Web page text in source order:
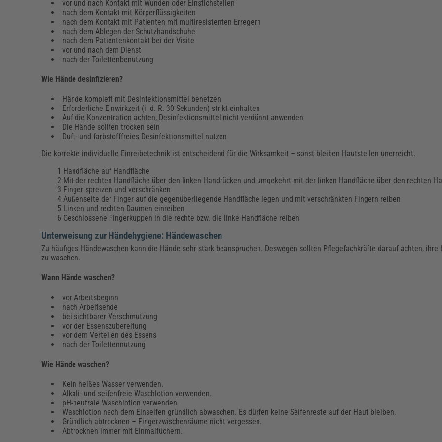
vor und nach Kontakt mit Wunden oder Einstichstellen
nach dem Kontakt mit Körperflüssigkeiten
nach dem Kontakt mit Patienten mit multiresistenten Erregern
nach dem Ablegen der Schutzhandschuhe
nach dem Patientenkontakt bei der Visite
vor und nach dem Dienst
nach der Toilettenbenutzung
Wie Hände desinfizieren?
Hände komplett mit Desinfektionsmittel benetzen
Erforderliche Einwirkzeit (i. d. R. 30 Sekunden) strikt einhalten
Auf die Konzentration achten, Desinfektionsmittel nicht verdünnt anwenden
Die Hände sollten trocken sein
Duft- und farbstofffreies Desinfektionsmittel nutzen
Die korrekte individuelle Einreibetechnik ist entscheidend für die Wirksamkeit – sonst bleiben Hautstellen unerreicht.
Handfläche auf Handfläche
Mit der rechten Handfläche über den linken Handrücken und umgekehrt mit der linken Handfläche über den rechten
Finger spreizen und verschränken
Außenseite der Finger auf die gegenüberliegende Handfläche legen und mit verschränkten Fingern reiben
Linken und rechten Daumen einreiben
Geschlossene Fingerkuppen in die rechte bzw. die linke Handfläche reiben
Unterweisung zur Händehygiene: Händewaschen
Zu häufiges Händewaschen kann die Hände sehr stark beanspruchen. Deswegen sollten Pflegefachkräfte darauf achten, ihre
zu waschen.
Wann Hände waschen?
vor Arbeitsbeginn
nach Arbeitsende
bei sichtbarer Verschmutzung
vor der Essenszubereitung
vor dem Verteilen des Essens
nach der Toilettennutzung
Wie Hände waschen?
Kein heißes Wasser verwenden.
Alkali- und seifenfreie Waschlotion verwenden.
pH-neutrale Waschlotion verwenden.
Waschlotion nach dem Einseifen gründlich abwaschen. Es dürfen keine Seifenreste auf der Haut bleiben.
Gründlich abtrocknen – Fingerzwischenräume nicht vergessen.
Abtrocknen immer mit Einmaltüchern.